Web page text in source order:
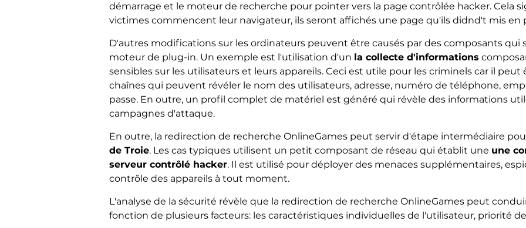
démarrage et le moteur de recherche pour pointer vers la page contrôlée hacker. Cela
victimes commencent leur navigateur, ils seront affichés une page qu'ils didnd't mis en
D'autres modifications sur les ordinateurs peuvent être causés par des composants qui
moteur de plug-in. Un exemple est l'utilisation d'un la collecte d'informations
sensibles sur les utilisateurs et leurs appareils. Ceci est utile pour les criminels car il
chaînes qui peuvent révéler le nom des utilisateurs, adresse, numéro de téléphone,
passe. En outre, un profil complet de matériel est généré qui révèle des informations
campagnes d'attaque.
En outre, la redirection de recherche OnlineGames peut servir d'étape intermédiaire
de Troie. Les cas typiques utilisent un petit composant de réseau qui établit une une
serveur contrôlé hacker. Il est utilisé pour déployer des menaces supplémentaires,
contrôle des appareils à tout moment.
L'analyse de la sécurité révèle que la redirection de recherche OnlineGames peut
fonction de plusieurs facteurs: les caractéristiques individuelles de l'utilisateur, priorité